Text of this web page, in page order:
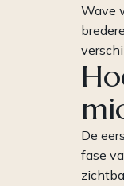
Wave
De
fase